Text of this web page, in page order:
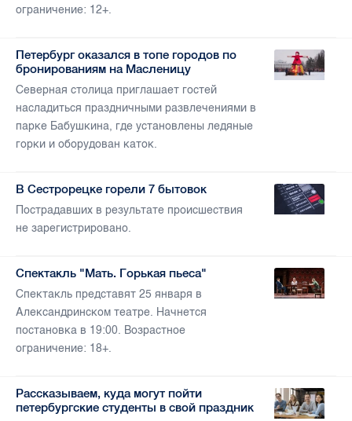
ограничение: 12+.
Петербург оказался в топе городов по
бронированиям на Масленицу
Северная столица приглашает гостей
насладиться праздничными развлечениями в
парке Бабушкина, где установлены ледяные
горки и оборудован каток.
В Сестрорецке горели 7 бытовок
Пострадавших в результате происшествия
не зарегистрировано.
Спектакль "Мать. Горькая пьеса"
Спектакль представят 25 января в
Александринском театре. Начнется
постановка в 19:00. Возрастное
ограничение: 18+.
Рассказываем, куда могут пойти
петербургские студенты в свой праздник